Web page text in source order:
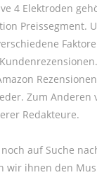
4 Elektroden
Preissegment.
Zum Anderen
Redakteure.
auf Suche
wir ihnen den